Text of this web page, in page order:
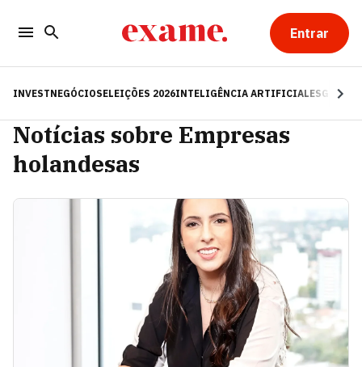
Entrar
INVESTNEGÓCIOSELEIÇÕES 2026INTELIGÊNCIA ARTIFICIALESG
Notícias sobre Empresas
holandesas